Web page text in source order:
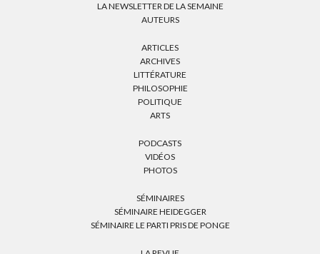
LA NEWSLETTER DE LA SEMAINE
AUTEURS
ARTICLES
ARCHIVES
LITTÉRATURE
PHILOSOPHIE
POLITIQUE
ARTS
PODCASTS
VIDÉOS
PHOTOS
SÉMINAIRES
SÉMINAIRE HEIDEGGER
SÉMINAIRE LE PARTI PRIS DE PONGE